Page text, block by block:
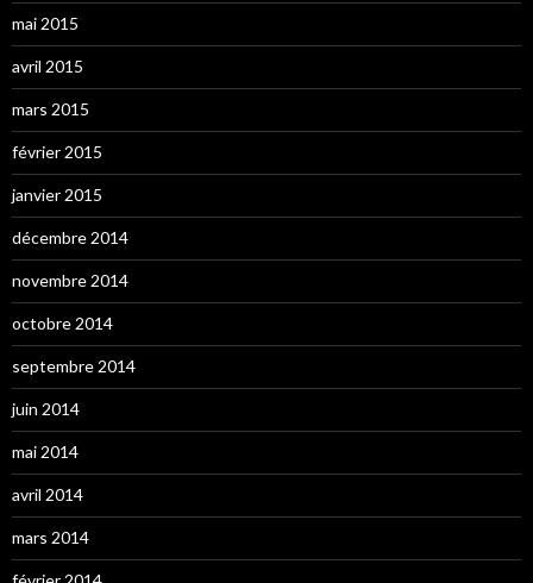
mai 2015
avril 2015
mars 2015
février 2015
janvier 2015
décembre 2014
novembre 2014
octobre 2014
septembre 2014
juin 2014
mai 2014
avril 2014
mars 2014